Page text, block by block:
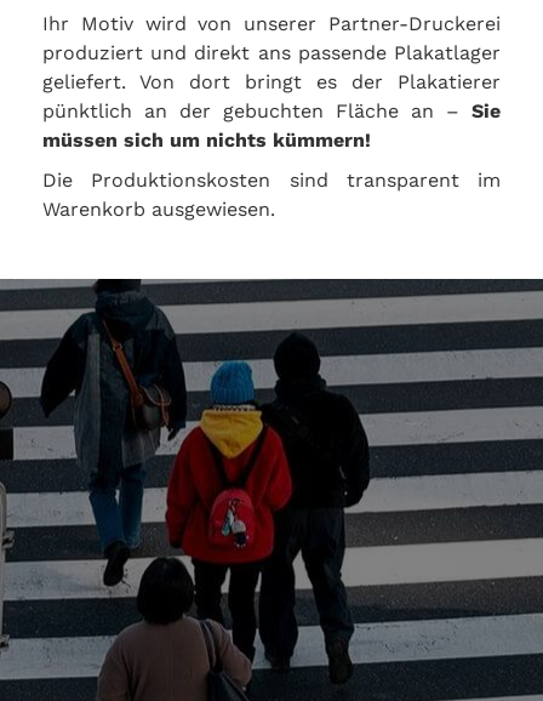
Ihr Motiv wird von unserer Partner-Druckerei
produziert und direkt ans passende Plakatlager
geliefert. Von dort bringt es der Plakatierer
pünktlich an der gebuchten Fläche an – Sie
müssen sich um nichts kümmern!
Die Produktionskosten sind transparent im
Warenkorb ausgewiesen.